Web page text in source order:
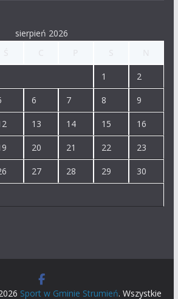
sierpień 2026
1 2
6 7 8 9
13 14 15 16
20 21 22 23
27 28 29 30
Sport w Gminie Strumień. Wszystkie